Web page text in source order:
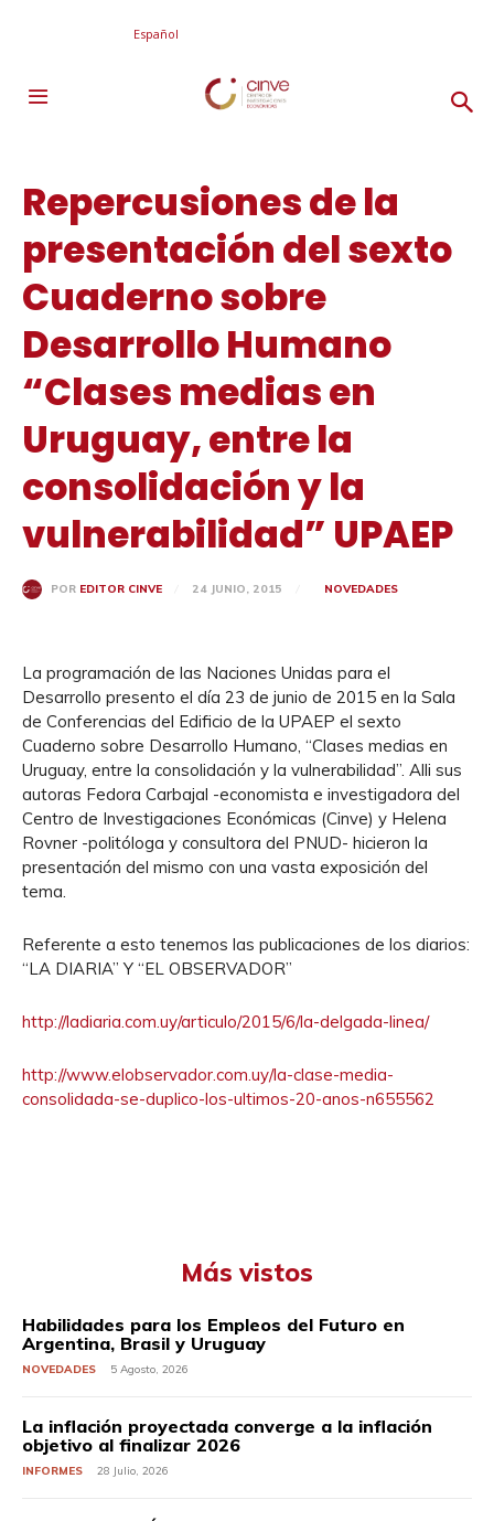
Español
Repercusiones de la
presentación del sexto
Cuaderno sobre
Desarrollo Humano
“Clases medias en
Uruguay, entre la
consolidación y la
vulnerabilidad” UPAEP
POR EDITOR CINVE 24 JUNIO, 2015 NOVEDADES
La programación de las Naciones Unidas para el
Desarrollo presento el día 23 de junio de 2015 en la Sala
de Conferencias del Edificio de la UPAEP el sexto
Cuaderno sobre Desarrollo Humano, “Clases medias en
Uruguay, entre la consolidación y la vulnerabilidad”. Alli sus
autoras Fedora Carbajal -economista e investigadora del
Centro de Investigaciones Económicas (Cinve) y Helena
Rovner -politóloga y consultora del PNUD- hicieron la
presentación del mismo con una vasta exposición del
tema.
Referente a esto tenemos las publicaciones de los diarios:
“LA DIARIA” Y “EL OBSERVADOR”
http://ladiaria.com.uy/articulo/2015/6/la-delgada-linea/
http://www.elobservador.com.uy/la-clase-media-
consolidada-se-duplico-los-ultimos-20-anos-n655562
Más vistos
Habilidades para los Empleos del Futuro en
Argentina, Brasil y Uruguay
NOVEDADES 5 Agosto, 2026
La inflación proyectada converge a la inflación
objetivo al finalizar 2026
INFORMES 28 Julio, 2026